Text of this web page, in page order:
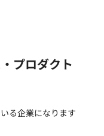
プロダクト
る企業になります